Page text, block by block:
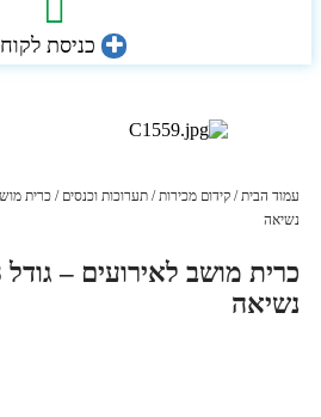
כניסת לקוחות
עמוד הבית/קידום מכירות/תערוכות וכנסים
נשיאה
נשיאה